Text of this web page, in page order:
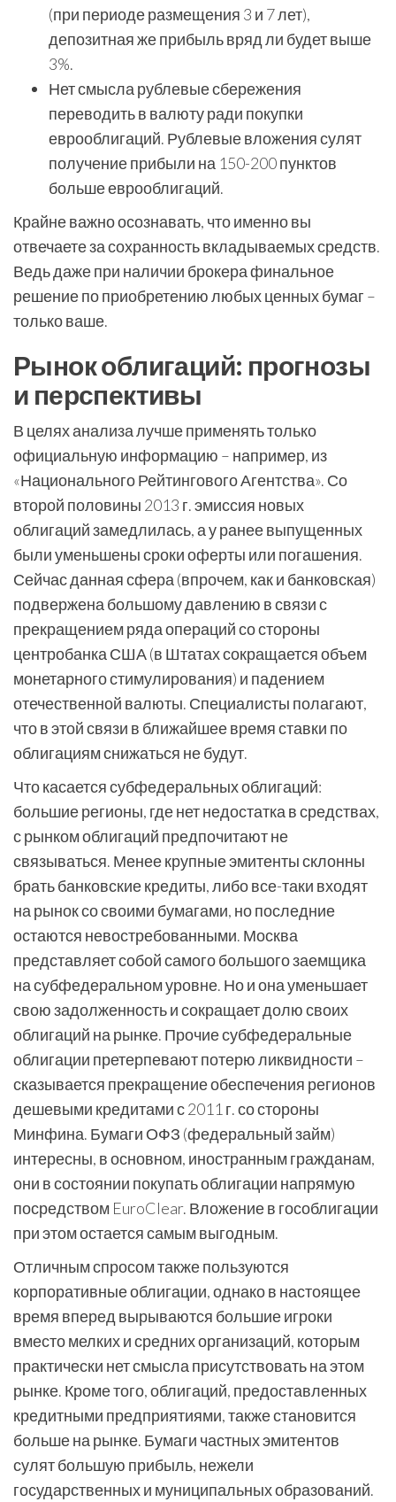
(при периоде размещения 3 и 7 лет),
депозитная же прибыль вряд ли будет выше
3%.
Нет смысла рублевые сбережения
переводить в валюту ради покупки
еврооблигаций. Рублевые вложения сулят
получение прибыли на 150-200 пунктов
больше еврооблигаций.
Крайне важно осознавать, что именно вы
отвечаете за сохранность вкладываемых средств.
Ведь даже при наличии брокера финальное
решение по приобретению любых ценных бумаг –
только ваше.
Рынок облигаций: прогнозы
и перспективы
В целях анализа лучше применять только
официальную информацию – например, из
«Национального Рейтингового Агентства». Со
второй половины 2013 г. эмиссия новых
облигаций замедлилась, а у ранее выпущенных
были уменьшены сроки оферты или погашения.
Сейчас данная сфера (впрочем, как и банковская)
подвержена большому давлению в связи с
прекращением ряда операций со стороны
центробанка США (в Штатах сокращается объем
монетарного стимулирования) и падением
отечественной валюты. Специалисты полагают,
что в этой связи в ближайшее время ставки по
облигациям снижаться не будут.
Что касается субфедеральных облигаций:
большие регионы, где нет недостатка в средствах,
с рынком облигаций предпочитают не
связываться. Менее крупные эмитенты склонны
брать банковские кредиты, либо все-таки входят
на рынок со своими бумагами, но последние
остаются невостребованными. Москва
представляет собой самого большого заемщика
на субфедеральном уровне. Но и она уменьшает
свою задолженность и сокращает долю своих
облигаций на рынке. Прочие субфедеральные
облигации претерпевают потерю ликвидности –
сказывается прекращение обеспечения регионов
дешевыми кредитами с 2011 г. со стороны
Минфина. Бумаги ОФЗ (федеральный займ)
интересны, в основном, иностранным гражданам,
они в состоянии покупать облигации напрямую
посредством EuroClear. Вложение в гособлигации
при этом остается самым выгодным.
Отличным спросом также пользуются
корпоративные облигации, однако в настоящее
время вперед вырываются большие игроки
вместо мелких и средних организаций, которым
практически нет смысла присутствовать на этом
рынке. Кроме того, облигаций, предоставленных
кредитными предприятиями, также становится
больше на рынке. Бумаги частных эмитентов
сулят большую прибыль, нежели
государственных и муниципальных образований.